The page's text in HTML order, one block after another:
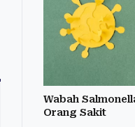
Wabah
Orang Sakit